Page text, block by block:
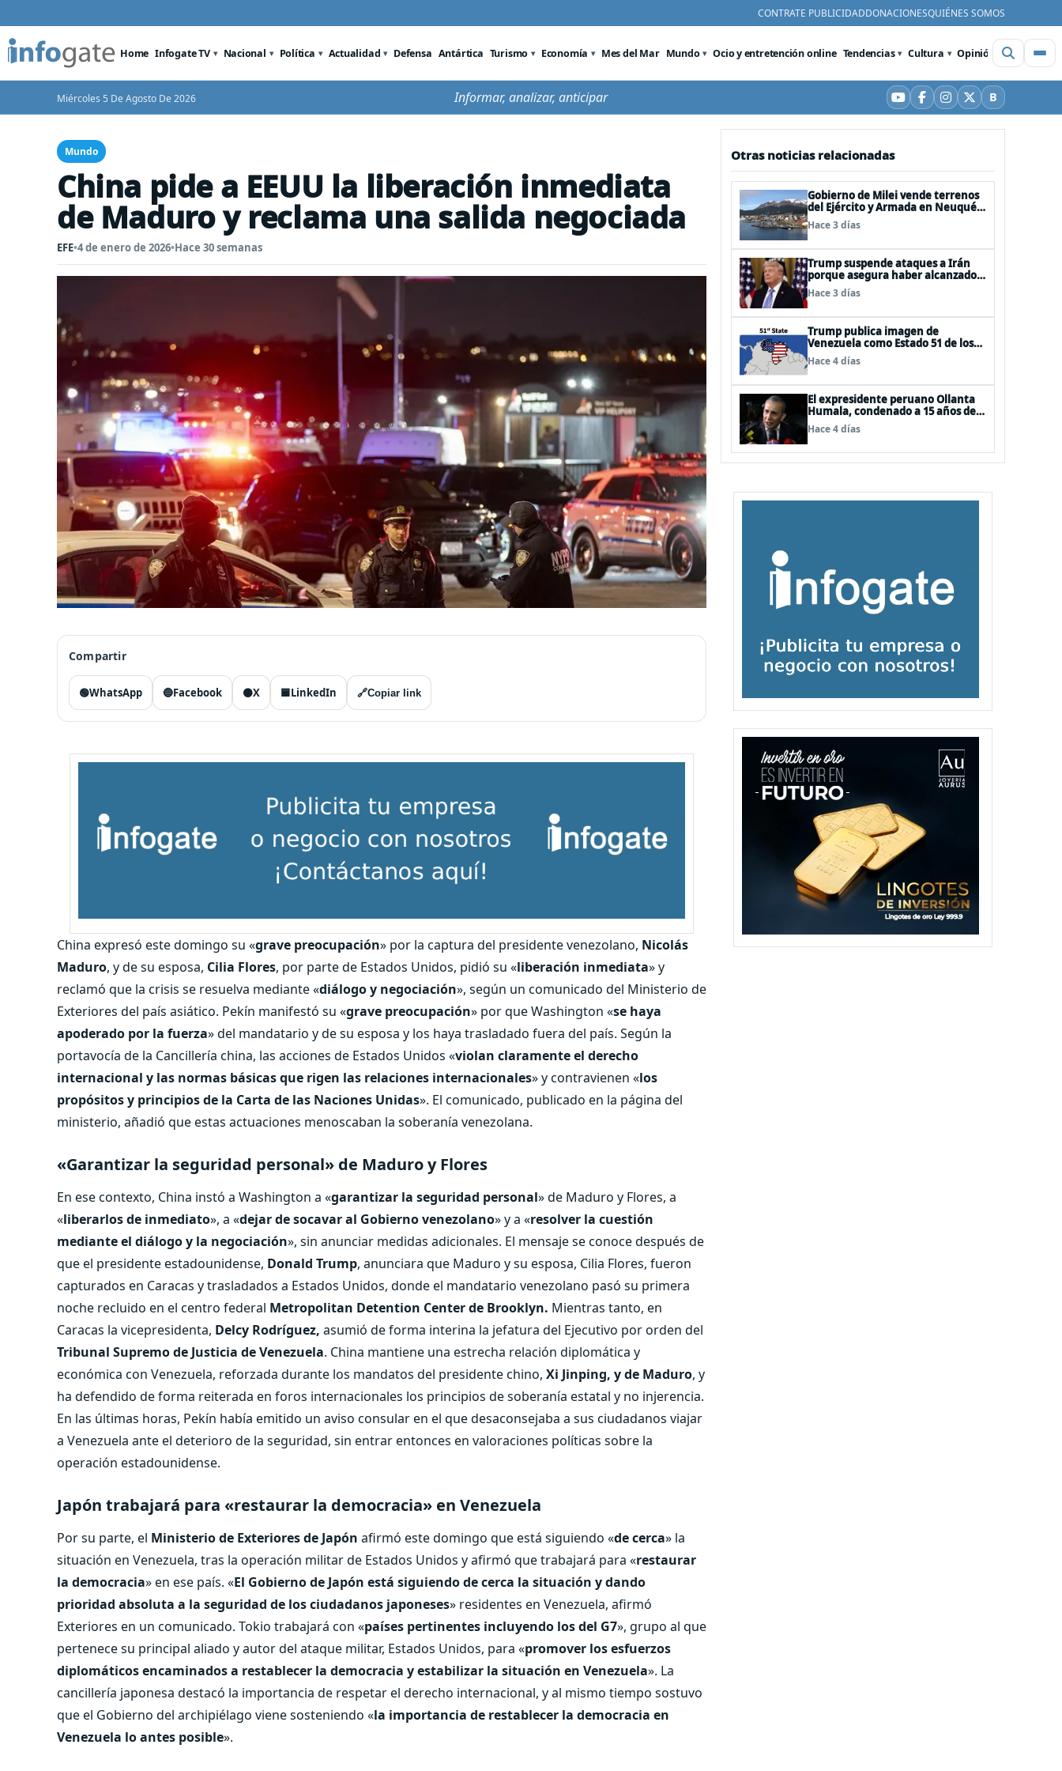
CONTRATE PUBLICIDADDONACIONESQUIÉNES SOMOS
Home Infogate TV Nacional Política Actualidad Defensa Antártica Turismo Economía Mes del Mar Mundo Ocio y entretención online Tendencias Cultura Opinión Videos
Miércoles 5 De Agosto De 2026 Informar, analizar, anticipar YouTube
Facebook
Instagram
X BBluesky
Mundo
China pide a EEUU la liberación inmediata
de Maduro y reclama una salida negociada
EFE•4 de enero de 2026•Hace 30 semanas
Compartir
🟢WhatsApp 🔵Facebook ⚫X 🟦LinkedIn 🔗Copiar link
China expresó este domingo su «grave preocupación» por la captura del presidente venezolano, Nicolás
Maduro, y de su esposa, Cilia Flores, por parte de Estados Unidos, pidió su «liberación inmediata» y
reclamó que la crisis se resuelva mediante «diálogo y negociación», según un comunicado del Ministerio de
Exteriores del país asiático. Pekín manifestó su «grave preocupación» por que Washington «se haya
apoderado por la fuerza» del mandatario y de su esposa y los haya trasladado fuera del país. Según la
portavocía de la Cancillería china, las acciones de Estados Unidos «violan claramente el derecho
internacional y las normas básicas que rigen las relaciones internacionales» y contravienen «los
propósitos y principios de la Carta de las Naciones Unidas». El comunicado, publicado en la página del
ministerio, añadió que estas actuaciones menoscaban la soberanía venezolana.
«Garantizar la seguridad personal» de Maduro y Flores
En ese contexto, China instó a Washington a «garantizar la seguridad personal» de Maduro y Flores, a
«liberarlos de inmediato», a «dejar de socavar al Gobierno venezolano» y a «resolver la cuestión
mediante el diálogo y la negociación», sin anunciar medidas adicionales. El mensaje se conoce después de
que el presidente estadounidense, Donald Trump, anunciara que Maduro y su esposa, Cilia Flores, fueron
capturados en Caracas y trasladados a Estados Unidos, donde el mandatario venezolano pasó su primera
noche recluido en el centro federal Metropolitan Detention Center de Brooklyn. Mientras tanto, en
Caracas la vicepresidenta, Delcy Rodríguez, asumió de forma interina la jefatura del Ejecutivo por orden del
Tribunal Supremo de Justicia de Venezuela. China mantiene una estrecha relación diplomática y
económica con Venezuela, reforzada durante los mandatos del presidente chino, Xi Jinping, y de Maduro, y
ha defendido de forma reiterada en foros internacionales los principios de soberanía estatal y no injerencia.
En las últimas horas, Pekín había emitido un aviso consular en el que desaconsejaba a sus ciudadanos viajar
a Venezuela ante el deterioro de la seguridad, sin entrar entonces en valoraciones políticas sobre la
operación estadounidense.
Japón trabajará para «restaurar la democracia» en Venezuela
Por su parte, el Ministerio de Exteriores de Japón afirmó este domingo que está siguiendo «de cerca» la
situación en Venezuela, tras la operación militar de Estados Unidos y afirmó que trabajará para «restaurar
la democracia» en ese país. «El Gobierno de Japón está siguiendo de cerca la situación y dando
prioridad absoluta a la seguridad de los ciudadanos japoneses» residentes en Venezuela, afirmó
Exteriores en un comunicado. Tokio trabajará con «países pertinentes incluyendo los del G7», grupo al que
pertenece su principal aliado y autor del ataque militar, Estados Unidos, para «promover los esfuerzos
diplomáticos encaminados a restablecer la democracia y estabilizar la situación en Venezuela». La
cancillería japonesa destacó la importancia de respetar el derecho internacional, y al mismo tiempo sostuvo
que el Gobierno del archipiélago viene sosteniendo «la importancia de restablecer la democracia en
Venezuela lo antes posible».
Otras noticias relacionadas
Gobierno de Milei vende terrenos
del Ejército y Armada en Neuquén
y Ushuaia
Hace 3 días
Trump suspende ataques a Irán
porque asegura haber alcanzado
«las bases de un acuerdo»
Hace 3 días
Trump publica imagen de
Venezuela como Estado 51 de los
EEUU
Hace 4 días
El expresidente peruano Ollanta
Humala, condenado a 15 años de
cárcel, sale libre al anularse su
caso
Hace 4 días